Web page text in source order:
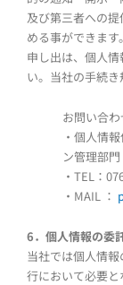
及び第三者への
める事ができま
申し出は、個人
い。当社の手続き
お問い合
・個人情
ン管理部門
・TEL：
・MAIL ：
6．個人情報の委
当社では個人情
行において必要